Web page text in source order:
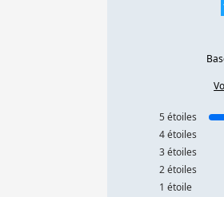
5étoiles
4étoiles
3étoiles
2étoiles
1étoile